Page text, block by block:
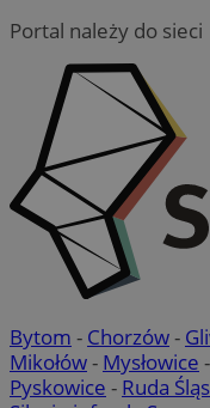
Portal należy do sieci
Bytom - Chorzów-
Mikołów- Mysłowice -
Pyskowice - Ruda